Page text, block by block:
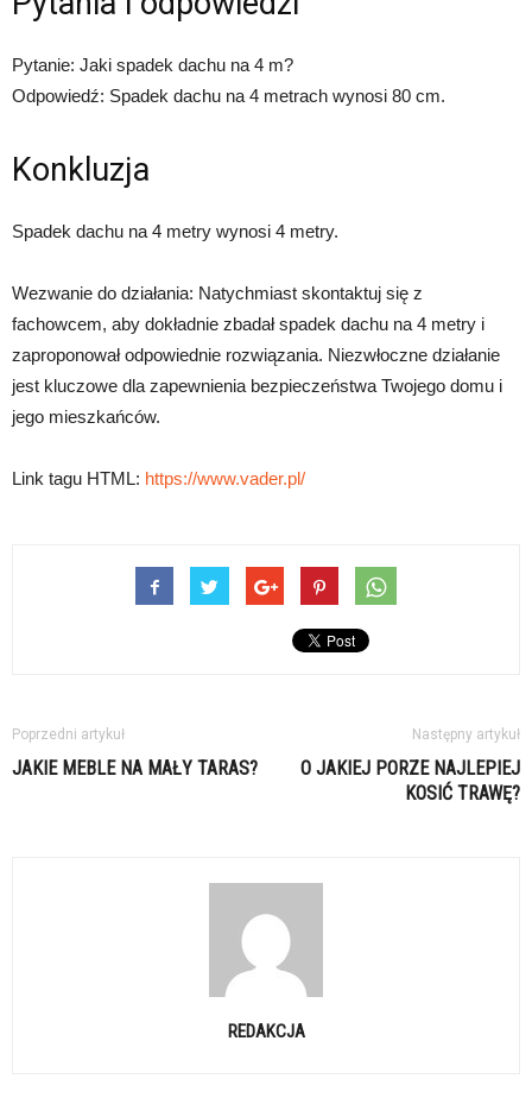
Pytanie: Jaki spadek dachu na 4 m?
Odpowiedź: Spadek dachu na 4 metrach wynosi 80 cm.
Konkluzja
Spadek dachu na 4 metry wynosi 4 metry.
Wezwanie do działania: Natychmiast skontaktuj się z
fachowcem, aby dokładnie zbadał spadek dachu na 4 metry i
zaproponował odpowiednie rozwiązania. Niezwłoczne działanie
jest kluczowe dla zapewnienia bezpieczeństwa Twojego domu i
jego mieszkańców.
Link tagu HTML: https://www.vader.pl/
Poprzedni artykuł
JAKIE MEBLE NA MAŁY TARAS?
Następny artykuł
O JAKIEJ PORZE NAJLEPIEJ
KOSIĆ TRAWĘ?
REDAKCJA